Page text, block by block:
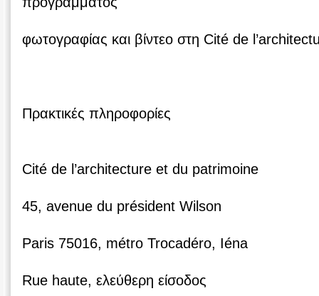
φωτογραφίας και βίντεο στη Cité de
Πρακτικές πληροφορίες
Cité de l’architecture et du patrimoine
45, avenue du président Wilson
Paris 75016, métro Trocadéro, Iéna
Rue haute, ελεύθερη είσοδος